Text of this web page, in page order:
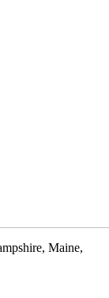
Maine,